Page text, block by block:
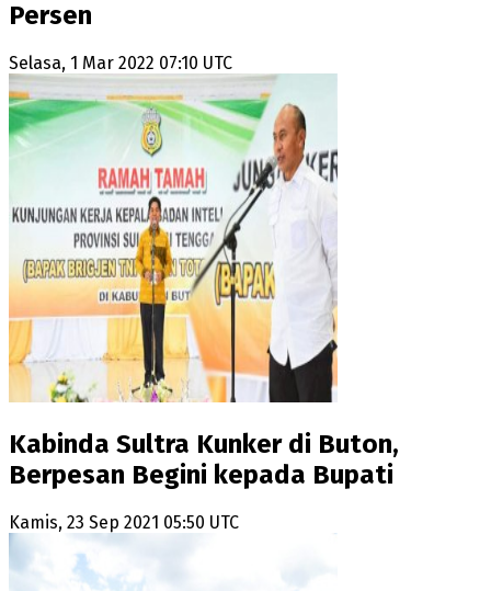
Persen
Selasa, 1 Mar 2022 07:10 UTC
Kabinda Sultra Kunker di Buton,
Berpesan Begini kepada Bupati
Kamis, 23 Sep 2021 05:50 UTC